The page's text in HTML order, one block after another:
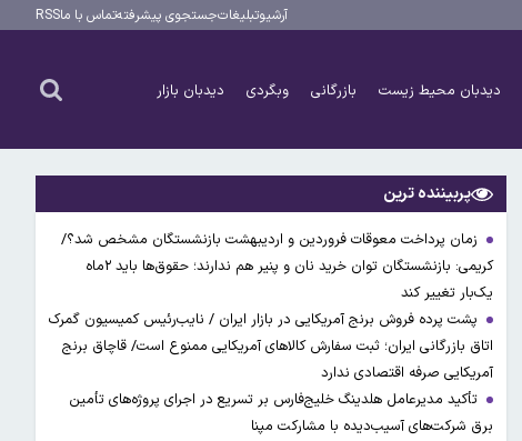
آرشیوتبلیغاتجستجوی پیشرفتهتماس با ماRSS
دیدبان محیط زیست بازرگانی وبگردی دیدبان بازار
پربیننده ترین
زمان پرداخت معوقات فروردین و اردیبهشت بازنشستگان مشخص شد؟/
کریمی: بازنشستگان توان خرید نان و پنیر هم ندارند؛ حقوق‌ها باید ۲ماه
یک‌بار تغییر کند
پشت پرده فروش برنج آمریکایی در بازار ایران / نایب‌رئیس کمیسیون گمرک
اتاق بازرگانی ایران؛ ثبت سفارش کالاهای آمریکایی ممنوع است/ قاچاق برنج
آمریکایی صرفه اقتصادی ندارد
تأکید مدیرعامل هلدینگ خلیج‌فارس بر تسریع در اجرای پروژه‌های تأمین
برق شرکت‌های آسیب‌دیده با مشارکت مپنا